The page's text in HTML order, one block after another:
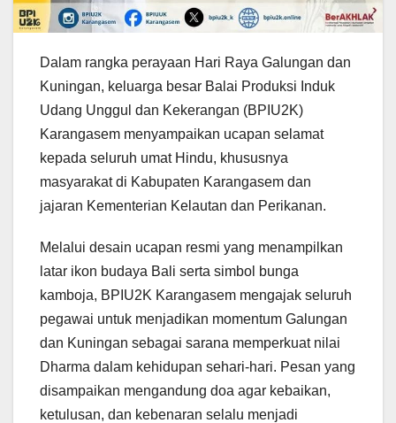
Dalam rangka perayaan Hari Raya Galungan dan
Kuningan, keluarga besar Balai Produksi Induk
Udang Unggul dan Kekerangan (BPIU2K)
Karangasem menyampaikan ucapan selamat
kepada seluruh umat Hindu, khususnya
masyarakat di Kabupaten Karangasem dan
jajaran Kementerian Kelautan dan Perikanan.
Melalui desain ucapan resmi yang menampilkan
latar ikon budaya Bali serta simbol bunga
kamboja, BPIU2K Karangasem mengajak seluruh
pegawai untuk menjadikan momentum Galungan
dan Kuningan sebagai sarana memperkuat nilai
Dharma dalam kehidupan sehari-hari. Pesan yang
disampaikan mengandung doa agar kebaikan,
ketulusan, dan kebenaran selalu menjadi